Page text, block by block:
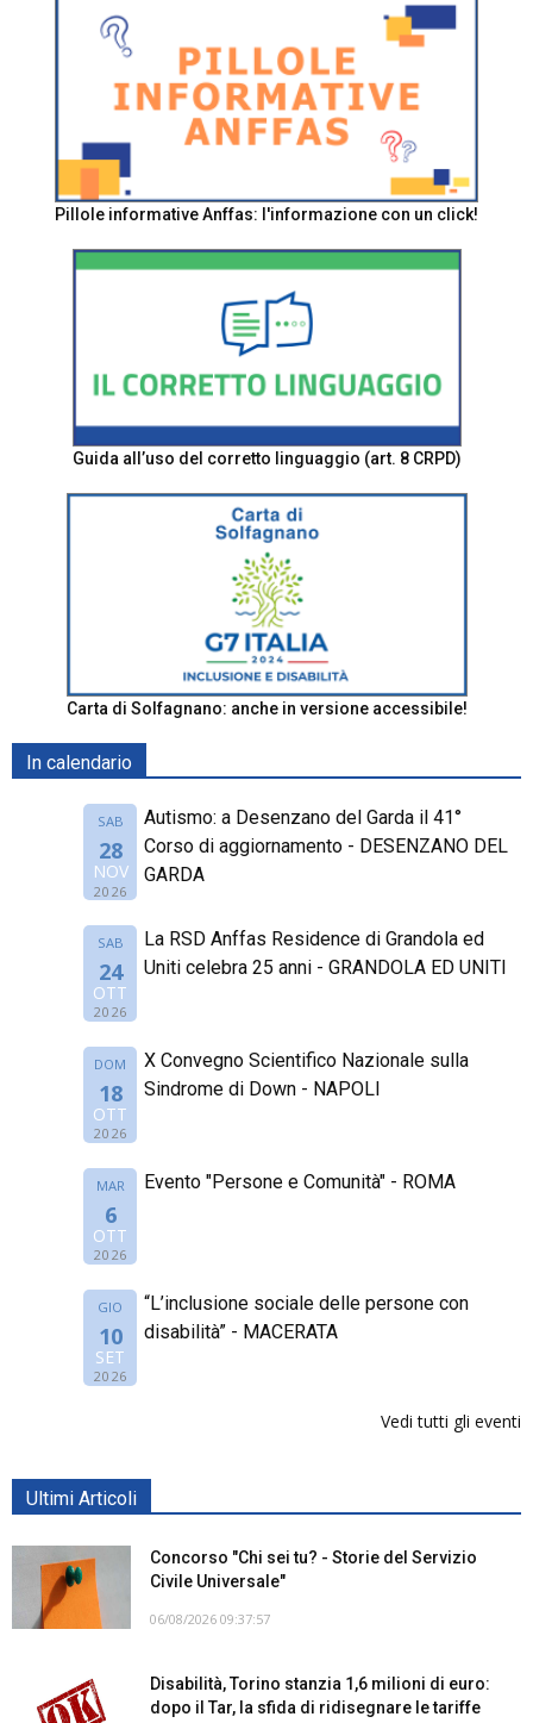
Pillole informative Anffas: l'informazione con un click!
Guida all’uso del corretto linguaggio (art. 8 CRPD)
Carta di Solfagnano: anche in versione accessibile!
In calendario
SAB
28
NOV
2026
Autismo: a Desenzano del Garda il 41°
Corso di aggiornamento - DESENZANO DEL
GARDA
SAB
24
OTT
2026
La RSD Anffas Residence di Grandola ed
Uniti celebra 25 anni - GRANDOLA ED UNITI
DOM
18
OTT
2026
X Convegno Scientifico Nazionale sulla
Sindrome di Down - NAPOLI
MAR
6
OTT
2026
Evento "Persone e Comunità" - ROMA
GIO
10
SET
2026
“L’inclusione sociale delle persone con
disabilità” - MACERATA
Vedi tutti gli eventi
Ultimi Articoli
Concorso "Chi sei tu? - Storie del Servizio
Civile Universale"
06/08/2026 09:37:57
Disabilità, Torino stanzia 1,6 milioni di euro:
dopo il Tar, la sfida di ridisegnare le tariffe